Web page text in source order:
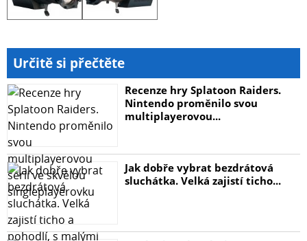
Určitě si přečtěte
Recenze hry Splatoon Raiders.
Nintendo proměnilo svou
multiplayerovou...
Jak dobře vybrat bezdrátová
sluchátka. Velká zajistí ticho...